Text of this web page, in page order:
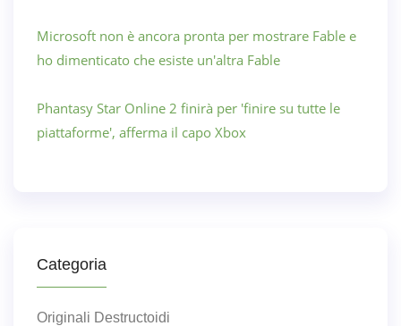
Microsoft non è ancora pronta per mostrare Fable e
ho dimenticato che esiste un'altra Fable
Phantasy Star Online 2 finirà per 'finire su tutte le
piattaforme', afferma il capo Xbox
Categoria
Originali Destructoidi